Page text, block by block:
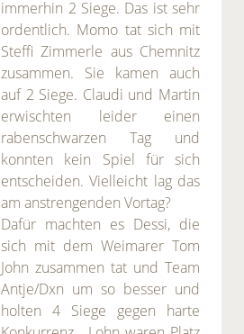
immerhin 2 Siege. Das ist sehr
ordentlich. Momo tat sich mit
Steffi Zimmerle aus Chemnitz
zusammen. Sie kamen auch
auf 2 Siege. Claudi und Martin
erwischten leider einen
rabenschwarzen Tag und
konnten kein Spiel für sich
entscheiden. Vielleicht lag das
am anstrengenden Vortag?
Dafür machten es Dessi, die
sich mit dem Weimarer Tom
John zusammen tat und Team
Antje/Dxn um so besser und
holten 4 Siege gegen harte